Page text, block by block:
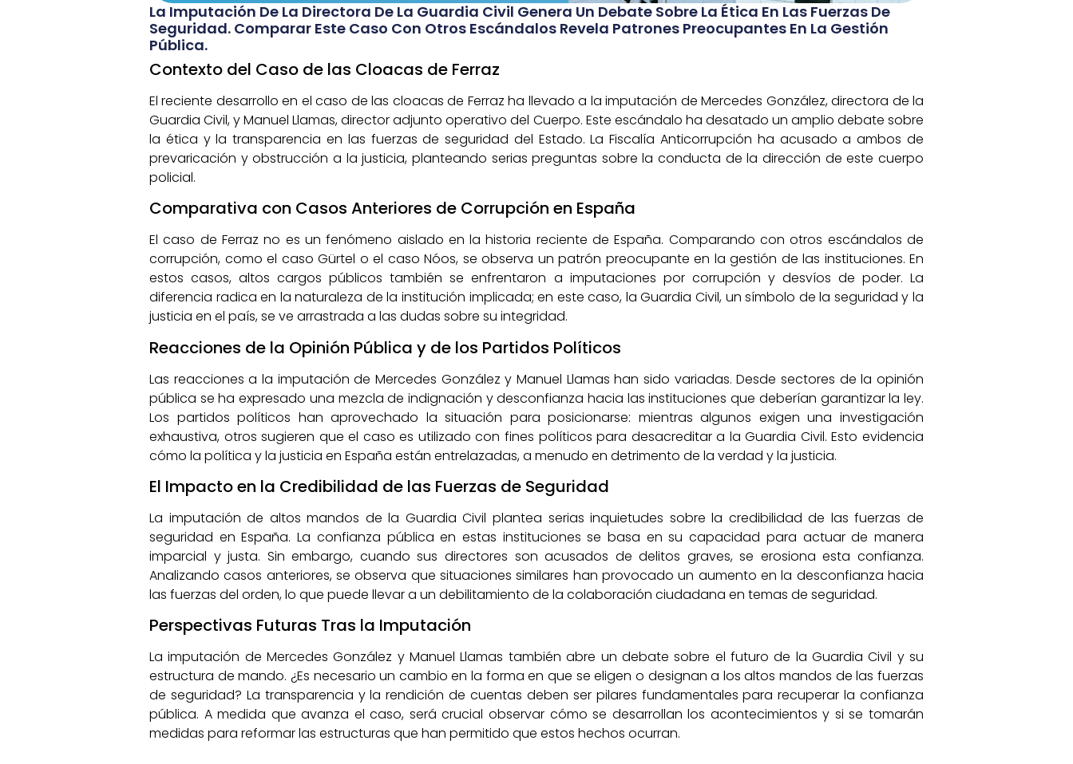
La Imputación De La Directora De La Guardia Civil Genera Un Debate Sobre La Ética En Las Fuerzas De
Seguridad. Comparar Este Caso Con Otros Escándalos Revela Patrones Preocupantes En La Gestión
Pública.
Contexto del Caso de las Cloacas de Ferraz
El reciente desarrollo en el caso de las cloacas de Ferraz ha llevado a la imputación de Mercedes González, directora de la
Guardia Civil, y Manuel Llamas, director adjunto operativo del Cuerpo. Este escándalo ha desatado un amplio debate sobre
la ética y la transparencia en las fuerzas de seguridad del Estado. La Fiscalía Anticorrupción ha acusado a ambos de
prevaricación y obstrucción a la justicia, planteando serias preguntas sobre la conducta de la dirección de este cuerpo
policial.
Comparativa con Casos Anteriores de Corrupción en España
El caso de Ferraz no es un fenómeno aislado en la historia reciente de España. Comparando con otros escándalos de
corrupción, como el caso Gürtel o el caso Nóos, se observa un patrón preocupante en la gestión de las instituciones. En
estos casos, altos cargos públicos también se enfrentaron a imputaciones por corrupción y desvíos de poder. La
diferencia radica en la naturaleza de la institución implicada; en este caso, la Guardia Civil, un símbolo de la seguridad y la
justicia en el país, se ve arrastrada a las dudas sobre su integridad.
Reacciones de la Opinión Pública y de los Partidos Políticos
Las reacciones a la imputación de Mercedes González y Manuel Llamas han sido variadas. Desde sectores de la opinión
pública se ha expresado una mezcla de indignación y desconfianza hacia las instituciones que deberían garantizar la ley.
Los partidos políticos han aprovechado la situación para posicionarse: mientras algunos exigen una investigación
exhaustiva, otros sugieren que el caso es utilizado con fines políticos para desacreditar a la Guardia Civil. Esto evidencia
cómo la política y la justicia en España están entrelazadas, a menudo en detrimento de la verdad y la justicia.
El Impacto en la Credibilidad de las Fuerzas de Seguridad
La imputación de altos mandos de la Guardia Civil plantea serias inquietudes sobre la credibilidad de las fuerzas de
seguridad en España. La confianza pública en estas instituciones se basa en su capacidad para actuar de manera
imparcial y justa. Sin embargo, cuando sus directores son acusados de delitos graves, se erosiona esta confianza.
Analizando casos anteriores, se observa que situaciones similares han provocado un aumento en la desconfianza hacia
las fuerzas del orden, lo que puede llevar a un debilitamiento de la colaboración ciudadana en temas de seguridad.
Perspectivas Futuras Tras la Imputación
La imputación de Mercedes González y Manuel Llamas también abre un debate sobre el futuro de la Guardia Civil y su
estructura de mando. ¿Es necesario un cambio en la forma en que se eligen o designan a los altos mandos de las fuerzas
de seguridad? La transparencia y la rendición de cuentas deben ser pilares fundamentales para recuperar la confianza
pública. A medida que avanza el caso, será crucial observar cómo se desarrollan los acontecimientos y si se tomarán
medidas para reformar las estructuras que han permitido que estos hechos ocurran.